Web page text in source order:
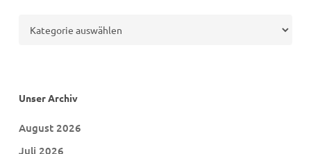
Unser Archiv
August 2026
Juli 2026